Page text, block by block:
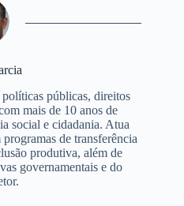
públicas, direitos
mais de 10 anos de
social e cidadania. Atua
de transferência
produtiva, além de
governamentais e do